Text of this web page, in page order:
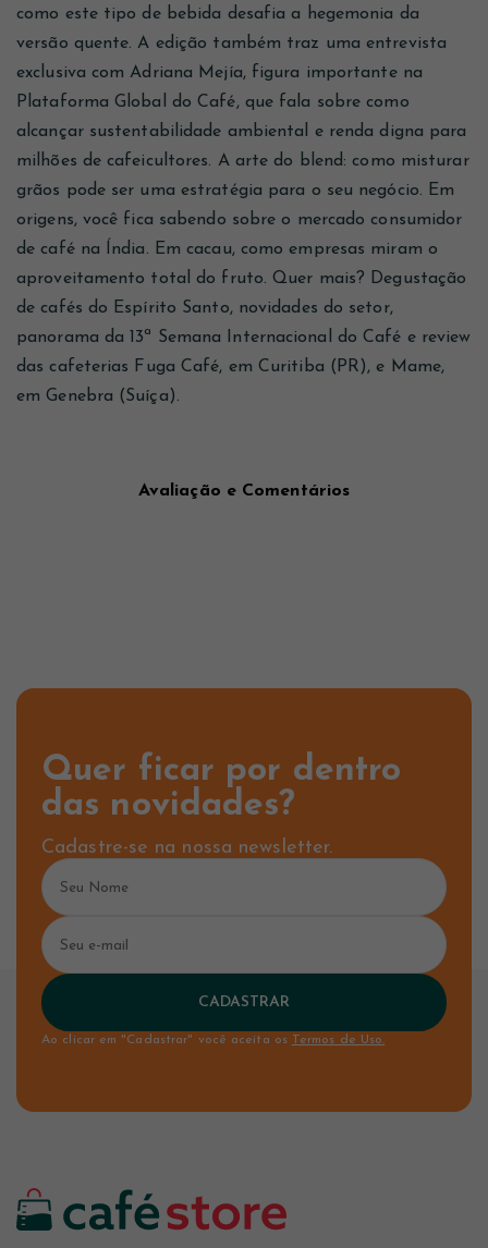
como este tipo de bebida desafia a hegemonia da
versão quente. A edição também traz uma entrevista
exclusiva com Adriana Mejía, figura importante na
Plataforma Global do Café, que fala sobre como
alcançar sustentabilidade ambiental e renda digna para
milhões de cafeicultores. A arte do blend: como misturar
grãos pode ser uma estratégia para o seu negócio. Em
origens, você fica sabendo sobre o mercado consumidor
de café na Índia. Em cacau, como empresas miram o
aproveitamento total do fruto. Quer mais? Degustação
de cafés do Espírito Santo, novidades do setor,
panorama da 13ª Semana Internacional do Café e review
das cafeterias Fuga Café, em Curitiba (PR), e Mame,
em Genebra (Suíça).
Avaliação e Comentários
Quer ficar por dentro
das novidades?
Cadastre-se na nossa newsletter.
CADASTRAR
Ao clicar em "Cadastrar" você aceita os Termos de Uso.